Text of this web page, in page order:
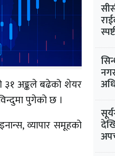
३१ अङ्कले बढेको शेयर
पुगेको छ ।
व्यापार समूहको